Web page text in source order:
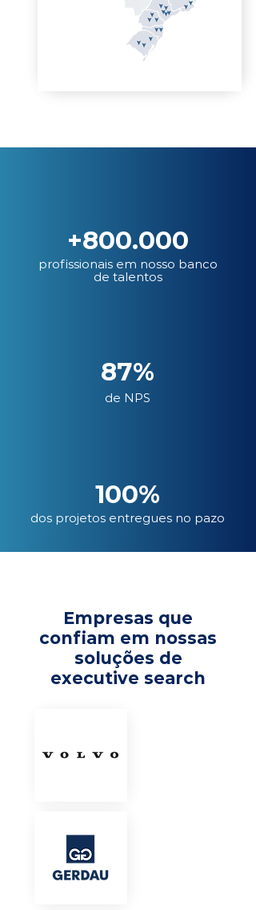
+800.000
profissionais em nosso banco
de talentos
87%
de NPS
100%
dos projetos entregues no pazo
Empresas que
confiam em nossas
soluções de
executive search